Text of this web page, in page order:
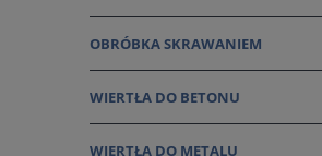
OBRÓBKA SKRAWANIEM
WIERTŁA DO BETONU
WIERTŁA DO METALU